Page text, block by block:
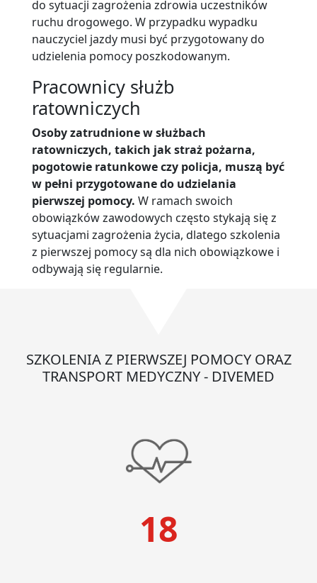
do sytuacji zagrożenia zdrowia uczestników
ruchu drogowego. W przypadku wypadku
nauczyciel jazdy musi być przygotowany do
udzielenia pomocy poszkodowanym.
Pracownicy służb
ratowniczych
Osoby zatrudnione w służbach
ratowniczych, takich jak straż pożarna,
pogotowie ratunkowe czy policja, muszą być
w pełni przygotowane do udzielania
pierwszej pomocy. W ramach swoich
obowiązków zawodowych często stykają się z
sytuacjami zagrożenia życia, dlatego szkolenia
z pierwszej pomocy są dla nich obowiązkowe i
odbywają się regularnie.
SZKOLENIA Z PIERWSZEJ POMOCY ORAZ
TRANSPORT MEDYCZNY - DIVEMED
18